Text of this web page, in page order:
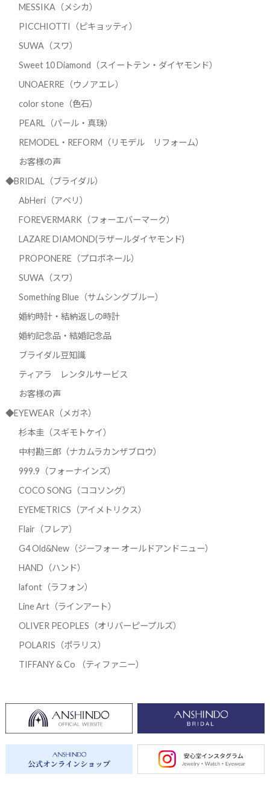
MESSIKA（メシカ）
PICCHIOTTI（ピキョッティ）
SUWA（スワ）
Sweet 10 Diamond（スイートテン・ダイヤモンド）
UNOAERRE（ウノアエレ）
color stone（色石）
PEARL（パール・真珠）
REMODEL・REFORM（リモデル リフォーム）
お客様の声
◆BRIDAL（ブライダル）
AbHeri（アベリ）
FOREVERMARK（フォーエバーマーク）
LAZARE DIAMOND(ラザールダイヤモンド)
PROPONERE（プロポネール）
SUWA（スワ）
Something Blue（サムシングブルー）
婚約時計・結納返しの時計
婚約記念品・結婚記念品
ブライダル豆知識
ティアラ レンタルサービス
お客様の声
◆EYEWEAR（メガネ）
杉本圭（スギモトケイ）
中村勘三郎（ナカムラカンザブロウ）
999.9（フォーナインズ）
COCO SONG（ココソング）
EYEMETRICS（アイメトリクス）
Flair（フレア）
G4 Old&New（ジーフォー オールドアンドニュー）
HAND（ハンド）
lafont（ラフォン）
Line Art（ラインアート）
OLIVER PEOPLES（オリバーピープルズ）
POLARIS（ポラリス）
TIFFANY & Co （ティファニー）